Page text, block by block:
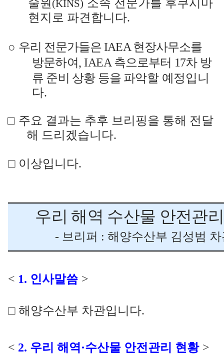
술원 (KINS) 소속 전문가를 후쿠시마
현지로 파견합니다.
○ 우리 전문가들은 IAEA현장사무소를
방문하여, IAEA측으로부터 17차 방
류 준비 상황 등을 파악할 예정입니
다.
□ 주요 결과는 추후 브리핑을 통해 전달
해 드리겠습니다.
□ 이상입니다.
우리 해역 수산물 안전관
- 브리퍼 : 해양수산부 김성범
< 1. 인사말씀 >
□ 해양수산부 차관입니다.
< 2. 우리 해역·수산물 안전관리 현황 >